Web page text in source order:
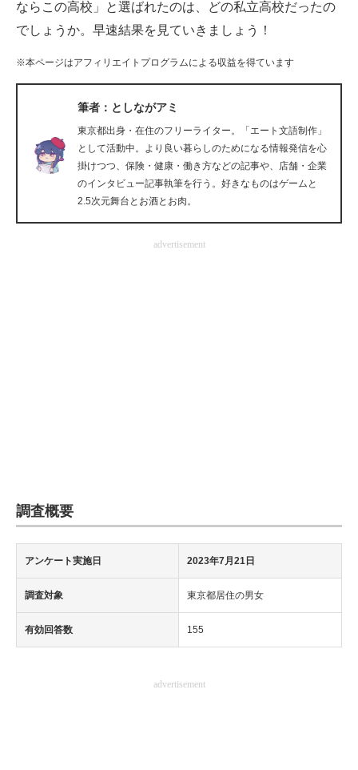
ビジネスと働き方のヒント
AI活用のいまが分かる
企業ITのトレンドを詳説
経営リーダーのコミュニティ
マーケ×ITの今がよく分かる
ITエンジニア向け専門サイト
企業向けIT製品の総合サイト
ちょっと気になるネットの話題
ならこの高校」と選ばれたのは、どの私立高校だったの
でしょうか。早速結果を見ていきましょう！
※本ページはアフィリエイトプログラムによる収益を得ています
筆者：としながアミ
東京都出身・在住のフリーライター。「エート文語制作」
として活動中。より良い暮らしのためになる情報発信を心
掛けつつ、保険・健康・働き方などの記事や、店舗・企業
のインタビュー記事執筆を行う。好きなものはゲームと
2.5次元舞台とお酒とお肉。
advertisement
調査概要
アンケート実施日 2023年7月21日
調査対象 東京都居住の男女
有効回答数 155
advertisement